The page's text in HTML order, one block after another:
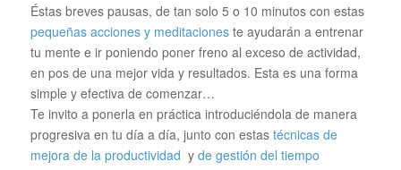
Éstas breves pausas, de tan solo 5 o 10 minutos con estas
pequeñas acciones y meditacioneste ayudarán a entrenar
tu mente e ir poniendo poner freno al exceso de actividad,
en pos de una mejor vida y resultados. Esta es una forma
simple y efectiva de comenzar…
Te invito a ponerla en práctica introduciéndola de manera
progresiva en tu día a día, junto con estas técnicas de
mejora de la productividad y de gestión del tiempo